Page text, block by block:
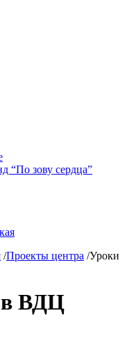
“По зову сердца”
/Проекты центра /Уроки
в ВДЦ